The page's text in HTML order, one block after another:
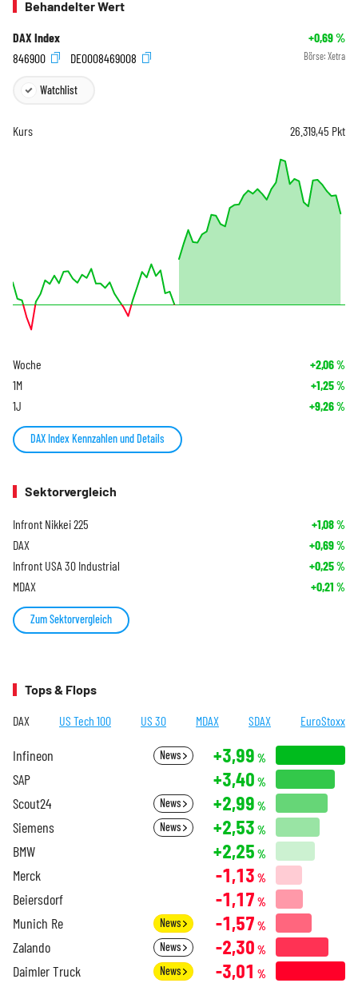
Behandelter Wert
DAX Index +0,69%
846900
DE0008469008 Börse: Xetra
Watchlist
Kurs 26.319,45 Pkt
Woche +2,06%
1M +1,25%
1J +9,26%
DAX Index Kennzahlen und Details
Sektorvergleich
Infront Nikkei 225 +1,08%
DAX +0,69%
Infront USA 30 Industrial +0,25%
MDAX +0,21 %
Zum Sektorvergleich
Tops & Flops
DAX US Tech 100 US 30 MDAX SDAX EuroStoxx
Infineon News +3,99 %
SAP +3,40 %
Scout24 News +2,99 %
Siemens News +2,53 %
BMW +2,25 %
Merck -1,13 %
Beiersdorf -1,17 %
Munich Re News -1,57 %
Zalando News -2,30 %
Daimler Truck News -3,01 %